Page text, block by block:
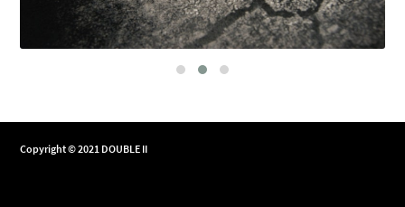
Copyright © 2021 DOUBLE II